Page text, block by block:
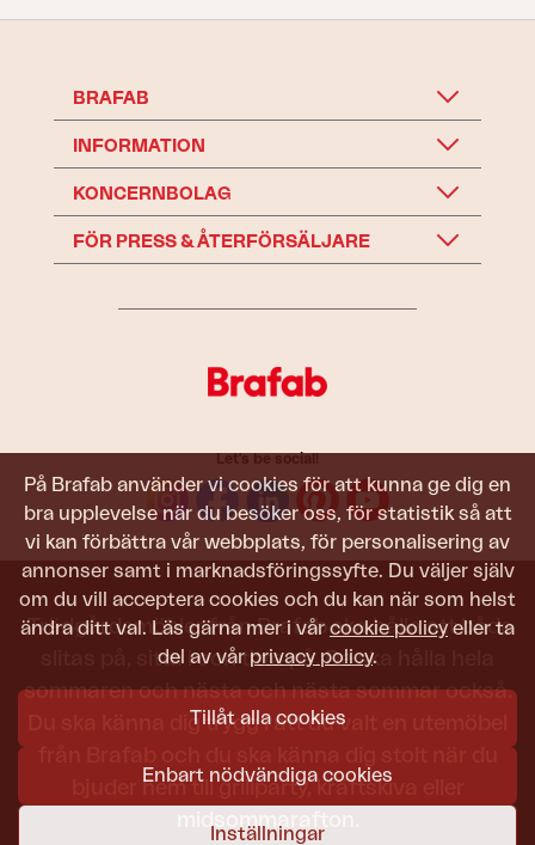
På Brafab använder vi cookies för att kunna ge dig en
bra upplevelse när du besöker oss, för statistik så att
vi kan förbättra vår webbplats, för personalisering av
annonser samt i marknadsföringssyfte. Du väljer själv
om du vill acceptera cookies och du kan när som helst
ändra ditt val. Läs gärna mer i vår cookie policy eller ta
del av vår privacy policy.
Tillåt alla cookies
Enbart nödvändiga cookies
Inställningar
BRAFAB
INFORMATION
KONCERNBOLAG
FÖR PRESS & ÅTERFÖRSÄLJARE
Let's be social!
Trädgårdsmöbler från Brafab ska hålla att både
slitas på, sitta i och titta på. De ska hålla hela
sommaren och nästa och nästa sommar också.
Du ska känna dig trygg i att du valt en utemöbel
bjuder hem till grillparty, kräftskiva eller